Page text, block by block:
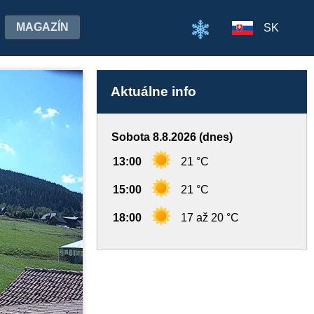
MAGAZÍN SK
Aktuálne info
Sobota 8.8.2026 (dnes)
13:00 21 °C
15:00 21 °C
18:00 17 až 20 °C